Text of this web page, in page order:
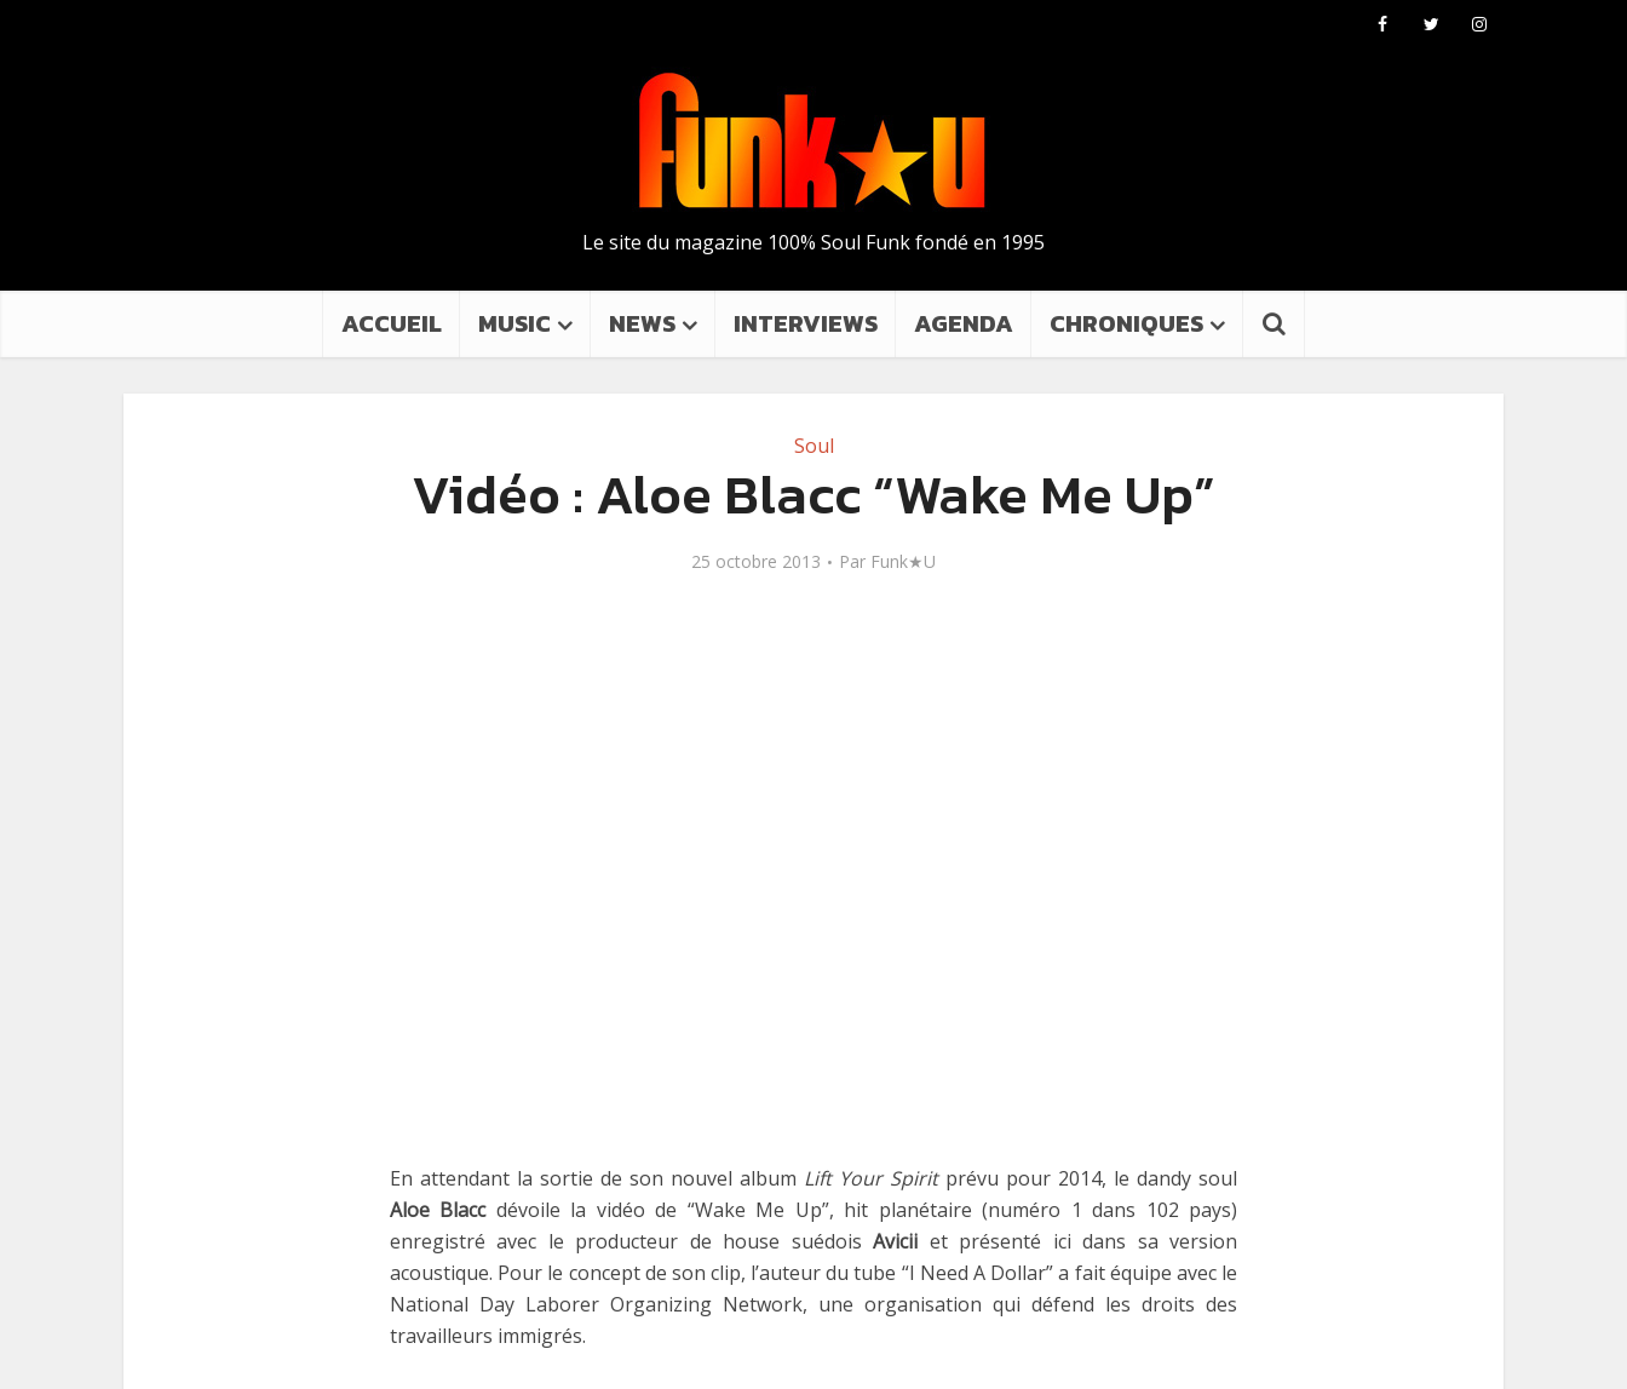
Le site du magazine 100% Soul Funk fondé en 1995
ACCUEIL MUSIC NEWS INTERVIEWS AGENDA CHRONIQUES
Soul
Vidéo : Aloe Blacc “Wake Me Up”
25 octobre 2013 Par Funk★U
En attendant la sortie de son nouvel album Lift Your Spiritprévu pour 2014, le dandy soul
Aloe Blacc dévoile la vidéo de “Wake Me Up”, hit planétaire (numéro 1 dans 102 pays)
enregistré avec le producteur de house suédoisAvicii et présenté ici dans sa version
acoustique. Pour le concept de son clip, l’auteur du tube “I Need A Dollar” a fait équipe avec le
National Day Laborer Organizing Network, une organisation qui défend les droits des
travailleurs immigrés.